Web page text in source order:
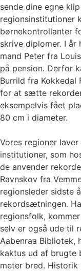
sende dine egne
regionsinstitutioner
børnekontrollanter
skrive diplomer. I
mand Peter fra
på pension. Derfor
Burrild fra Kokkedal
for at sætte
eksempelvis fået
80 cm i diameter.
Vores regioner
institutioner, som
de anvender
Ravnskov fra
regionsleder sidste
rekordsætningen.
regionsfolk,
selv er også ude til
Aabenraa Bibliotek,
kaktus ud af brugte
meter bred.